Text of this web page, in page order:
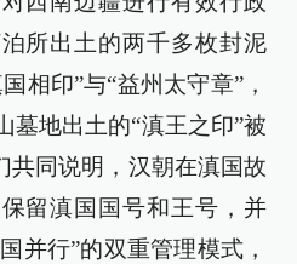
所出土的两千多枚封泥
相印”与“益州太守章”，
墓地出土的“滇王之印”被
共同说明，汉朝在滇国故
留滇国国号和王号，并
并行”的双重管理模式，